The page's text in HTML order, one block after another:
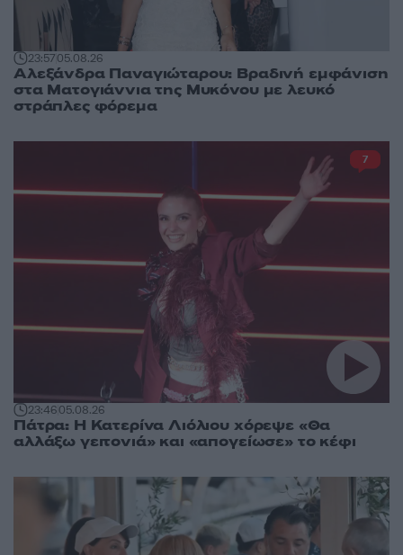
23:5705.08.26
Αλεξάνδρα Παναγιώταρου: Βραδινή εμφάνιση
στα Ματογιάννια της Μυκόνου με λευκό
στράπλες φόρεμα
23:4605.08.26
Πάτρα: Η Κατερίνα Λιόλιου χόρεψε «Θα
αλλάξω γειτονιά» και «απογείωσε» το κέφι
7